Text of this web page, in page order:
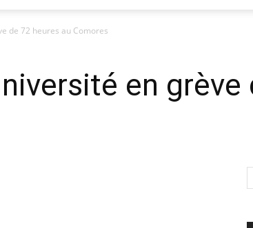
de 72 heures au Comores
en grève